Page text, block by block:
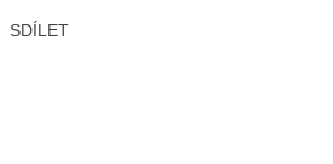
SDÍLET